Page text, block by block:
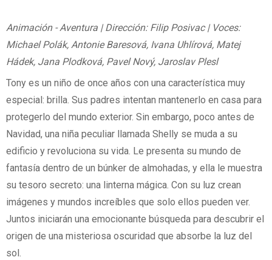
Animación - Aventura | Dirección: Filip Posivac | Voces:
Michael Polák, Antonie Baresová, Ivana Uhlírová, Matej
Hádek, Jana Plodková, Pavel Nový, Jaroslav Plesl
Tony es un niño de once años con una característica muy
especial: brilla. Sus padres intentan mantenerlo en casa para
protegerlo del mundo exterior. Sin embargo, poco antes de
Navidad, una niña peculiar llamada Shelly se muda a su
edificio y revoluciona su vida. Le presenta su mundo de
fantasía dentro de un búnker de almohadas, y ella le muestra
su tesoro secreto: una linterna mágica. Con su luz crean
imágenes y mundos increíbles que solo ellos pueden ver.
Juntos iniciarán una emocionante búsqueda para descubrir el
origen de una misteriosa oscuridad que absorbe la luz del
sol.